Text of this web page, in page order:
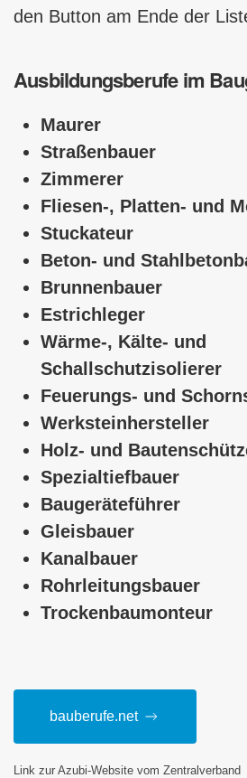
den Button am Ende der
Ausbildungsberufe im
Maurer
Straßenbauer
Zimmerer
Fliesen-, Platten- und
Stuckateur
Beton- und
Brunnenbauer
Estrichleger
Wärme-, Kälte- und
Schallschutzisolierer
Feuerungs- und
Werksteinhersteller
Holz- und
Spezialtiefbauer
Baugeräteführer
Gleisbauer
Kanalbauer
Rohrleitungsbauer
Trockenbaumonteur
bauberufe.net
Link zur Azubi-Website vom Zentralverband